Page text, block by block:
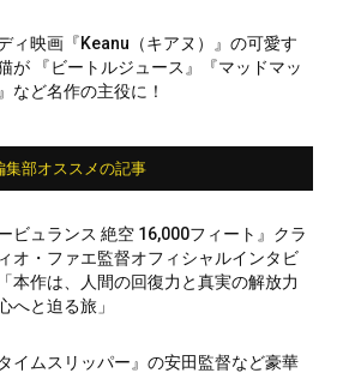
ィ映画『Keanu（キアヌ）』の可愛す
が 『ビートルジュース』『マッドマッ
など名作の主役に！
集部オススメの記事
ービュランス 絶空 16,000フィート』クラ
オ・ファエ監督オフィシャルインタビ
本作は、人間の回復力と真実の解放力
へと迫る旅」
タイムスリッパー』の安田監督など豪華